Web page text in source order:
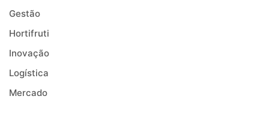
Gestão
Hortifruti
Inovação
Logística
Mercado